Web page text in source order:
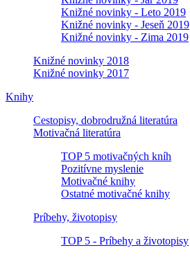
Knižné novinky - Leto 2019
Knižné novinky - Jeseň 2019
Knižné novinky - Zima 2019
Knižné novinky 2018
Knižné novinky 2017
Knihy
Cestopisy, dobrodružná literatúra
Motivačná literatúra
TOP 5 motivačných kníh
Pozitívne myslenie
Motivačné knihy
Ostatné motivačné knihy
Príbehy, životopisy
TOP 5 - Príbehy a životopisy